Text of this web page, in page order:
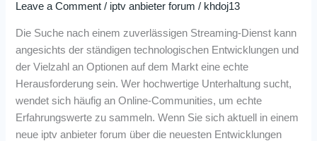
Leave a Comment / iptv anbieter forum / khdoj13
Die Suche nach einem zuverlässigen Streaming-Dienst kann
angesichts der ständigen technologischen Entwicklungen und
der Vielzahl an Optionen auf dem Markt eine echte
Herausforderung sein. Wer hochwertige Unterhaltung sucht,
wendet sich häufig an Online-Communities, um echte
Erfahrungswerte zu sammeln. Wenn Sie sich aktuell in einem
neue iptv anbieter forum über die neuesten Entwicklungen